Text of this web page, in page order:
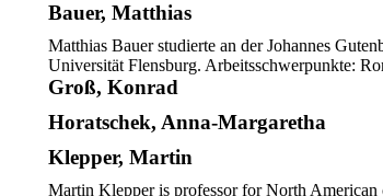
6432-
6
Menge
Bauer, Matthias
Matthias Bauer studierte an der Johannes
Universität Flensburg. Arbeitsschwerpunkte:
Groß, Konrad
Horatschek, Anna-Margaretha
Klepper, Martin
Martin Klepper is professor for North American